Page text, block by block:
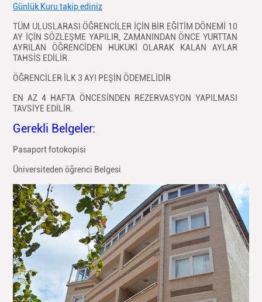
Günlük Kuru takip ediniz
TÜM ULUSLARASI ÖĞRENCİLER İÇİN BİR EĞİTİM DÖNEMİ 10
AY İÇİN SÖZLEŞME YAPILIR, ZAMANINDAN ÖNCE YURTTAN
AYRILAN ÖĞRENCİDEN HUKUKİ OLARAK KALAN AYLAR
TAHSİS EDİLİR.
ÖĞRENCİLER İLK 3 AYI PEŞİN ÖDEMELİDİR
EN AZ 4 HAFTA ÖNCESİNDEN REZERVASYON YAPILMASI
TAVSİYE EDİLİR.
Gerekli Belgeler:
Pasaport fotokopisi
Üniversiteden öğrenci Belgesi